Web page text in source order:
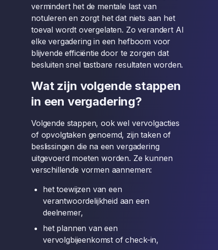
vermindert het de mentale last van
notuleren en zorgt het dat niets aan het
toeval wordt overgelaten. Zo verandert AI
elke vergadering in een hefboom voor
blijvende efficiëntie door te zorgen dat
besluiten snel tastbare resultaten worden.
Wat zijn volgende stappen
in een vergadering?
Volgende stappen, ook wel vervolgacties
of opvolgtaken genoemd, zijn taken of
beslissingen die na een vergadering
uitgevoerd moeten worden. Ze kunnen
verschillende vormen aannemen:
het toewijzen van een
verantwoordelijkheid aan een
deelnemer,
het plannen van een
vervolgbijeenkomst of check-in,